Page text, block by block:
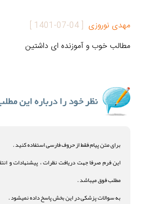
مهدی نوروزی [
1401-07-04
]
مطالب خوب و آموزنده ای داشتین
برای متن پیام فقط از حروف فارسی استفاده کنید .
این فرم صرفا جهت دریافت نظرات ، پیشنهادات و
مطلب فوق میباشد .
به سوالات پزشکی در این بخش پاسخ داده نمیشود .